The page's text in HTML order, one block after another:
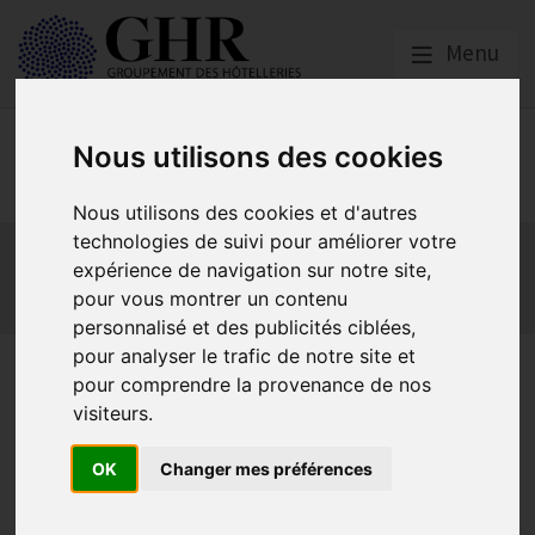
Nous utilisons des cookies
Nous utilisons des cookies et d'autres
technologies de suivi pour améliorer votre
expérience de navigation sur notre site,
pour vous montrer un contenu
personnalisé et des publicités ciblées,
pour analyser le trafic de notre site et
pour comprendre la provenance de nos
visiteurs.
OK Changer mes préférences
Menu
Europe & Numérique
Actualités
Plateformes en ligne
Economie collaborative
Innovation et digitalisation
Mon Parc Num
Informatique Europe
Positions
européennes